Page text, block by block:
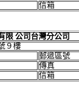
信箱
限 公司台灣分公司
９樓
郵遞區號
傳真
信箱